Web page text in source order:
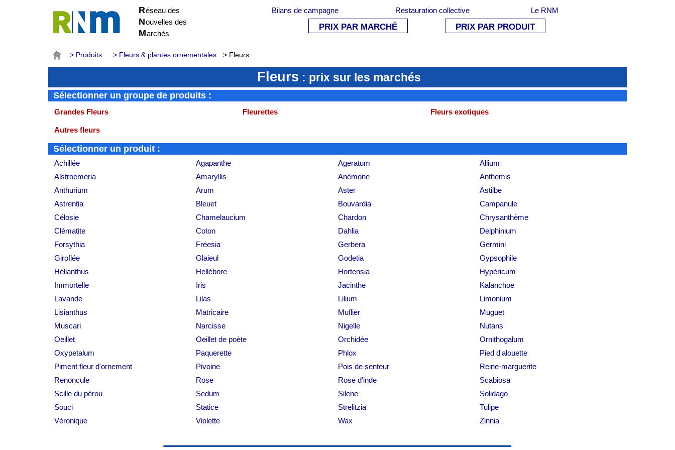
Réseau des
Nouvelles des
Marchés
Bilans de campagne Restauration collective Le RNM
PRIX PAR MARCHÉ PRIX PAR PRODUIT
> Produits > Fleurs & plantes ornementales > Fleurs
Fleurs : prix sur les marchés
Sélectionner un groupe de produits :
Grandes Fleurs Fleurettes Fleurs exotiques
Autres fleurs
Sélectionner un produit :
Achillée Agapanthe Ageratum
Allium
Alstroemeria
Amaryllis Anémone
Anthemis
Anthurium
Arum Aster
Astilbe
Astrentia
Bleuet Bouvardia
Campanule
Célosie
Chamelaucium Chardon
Chrysanthème
Clématite
Coton Dahlia
Delphinium
Forsythia
Fréesia Gerbera
Germini
Giroflée
Glaieul Godetia
Gypsophile
Hélianthus
Hellébore Hortensia
Hypéricum
Immortelle
Iris Jacinthe
Kalanchoe
Lavande
Lilas Lilium
Limonium
Lisianthus
Matricaire Muflier
Muguet
Muscari
Narcisse Nigelle
Nutans
Oeillet
Oeillet de poète Orchidée
Ornithogalum
Oxypetalum
Paquerette Phlox
Pied d'alouette
Piment fleur d'ornement
Pivoine Pois de senteur
Reine-marguerite
Renoncule
Rose Rose d'inde
Scabiosa
Scille du pérou
Sedum Silene
Solidago
Souci
Statice Strelitzia
Tulipe
Véronique
Violette Wax Zinnia